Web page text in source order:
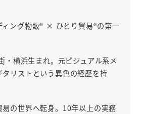
ィング物販® × ひとり貿易®の第一
・横浜生まれ。元ビジュアル系メ
リストという異色の経歴を持
の世界へ転身。10年以上の実務